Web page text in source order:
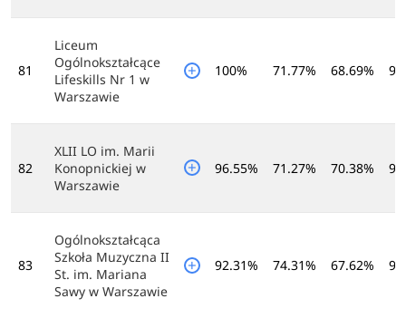
81
Liceum
Ogólnokształcące
Lifeskills Nr 1 w
Warszawie
100% 71.77% 68.69%
82
XLII LO im. Marii
Konopnickiej w
Warszawie
96.55% 71.27% 70.38%
83
Ogólnokształcąca
Szkoła Muzyczna II
St. im. Mariana
Sawy w Warszawie
92.31% 74.31% 67.62%